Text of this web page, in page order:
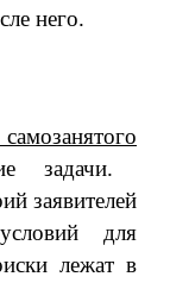
него.
задачи.
заявителей
для
лежат в